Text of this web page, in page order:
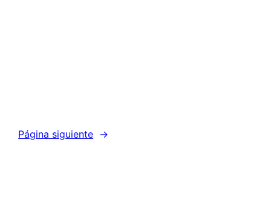
Página siguiente →